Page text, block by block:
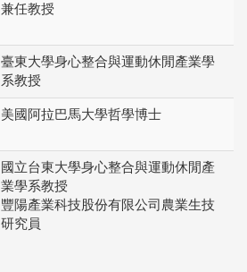
兼任教授
臺東大學身心整合與運動休閒產業學
系教授
美國阿拉巴馬大學哲學博士
國立台東大學身心整合與運動休閒產
業學系教授
豐陽產業科技股份有限公司農業生技
研究員